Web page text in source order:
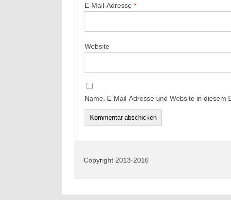
E-Mail-Adresse *
Website
Name, E-Mail-Adresse und Website in diesem
Copyright 2013-2016